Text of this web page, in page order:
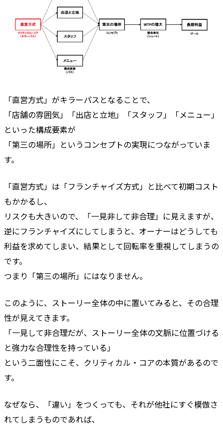
「直営方式」がキラーパスとなることで、
「店舗の雰囲気」「出店と立地」「スタッフ」「メニュー」
といった構成要素が
「第三の場所」というコンセプトの実現につながっていま
す。
「直営方式」は「フランチャイズ方式」と比べて初期コスト
もかかるし、
リスクも大きいので、「一見非して非合理」に見えますが、
逆にフランチャイズにしてしまうと、オーナーはどうしても
利益を求めてしまい、結果として回転率を重視してしまうの
です。
つまり「第三の場所」にはなりません。
このように、ストーリー全体の中に置いてみると、その合理
性が見えてきます。
「一見して非合理だが、ストーリー全体の文脈に位置づける
と強力な合理性を持っている」
という二面性にこそ、クリティカル・コアの本質があるので
す。
なぜなら、「違い」をつくっても、それが他社にすぐ模倣さ
れてしまうものであれば、